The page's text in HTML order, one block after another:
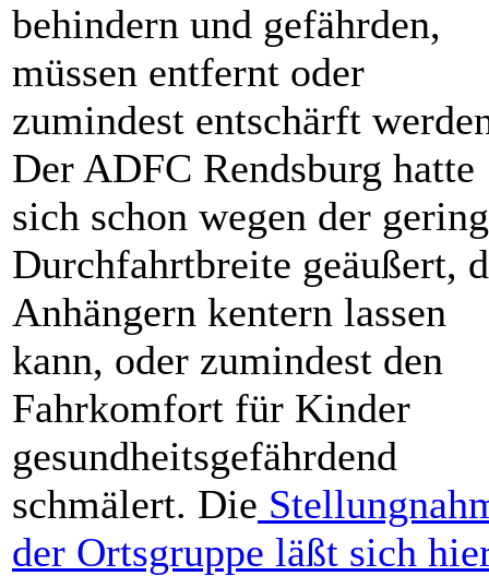
behindern und gefährden,
müssen entfernt oder
zumindest entschärft
Der ADFC Rendsburg hatte
sich schon wegen der
Durchfahrtbreite geäußert,
Anhängern kentern lassen
kann, oder zumindest den
Fahrkomfort für Kinder
gesundheitsgefährdend
schmälert. Die
der Ortsgruppe läßt sich